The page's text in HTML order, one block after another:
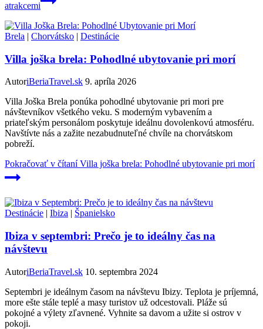
atrakcemi
Brela | Chorvátsko | Destinácie
Villa joška brela: Pohodlné ubytovanie pri morí
AutoriBeriaTravel.sk 9. apríla 2026
Villa Joška Brela ponúka pohodlné ubytovanie pri mori pre
návštevníkov všetkého veku. S moderným vybavením a
priateľským personálom poskytuje ideálnu dovolenkovú atmosféru.
Navštívte nás a zažite nezabudnuteľné chvíle na chorvátskom
pobreží.
Pokračovať v čítaníVilla joška brela: Pohodlné ubytovanie pri morí
Destinácie | Ibiza | Španielsko
Ibiza v septembri: Prečo je to ideálny čas na
návštevu
AutoriBeriaTravel.sk 10. septembra 2024
Septembri je ideálnym časom na návštevu Ibizy. Teplota je príjemná,
more ešte stále teplé a masy turistov už odcestovali. Pláže sú
pokojné a výlety zľavnené. Vyhnite sa davom a užite si ostrov v
pokoji.